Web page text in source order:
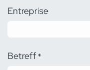
Entreprise
Betreff*